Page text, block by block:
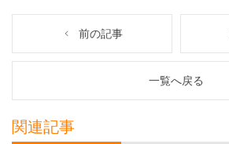
前の記事
一覧へ戻る
関連記事